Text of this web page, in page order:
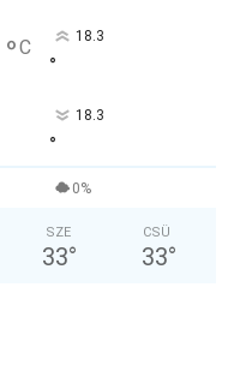
°C 18.3
°
18.3
°
0%
SZE
33°
CSÜ
33°